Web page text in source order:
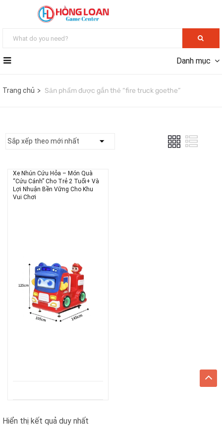
Danh mục
Trang chủ Sản phẩm được gắn thẻ “fire truck goethe”
Xe Nhún Cứu Hỏa – Món Quà
“Cứu Cánh” Cho Trẻ 2 Tuổi+ Và
Lợi Nhuận Bền Vững Cho Khu
Vui Chơi
Hiển thị kết quả duy nhất